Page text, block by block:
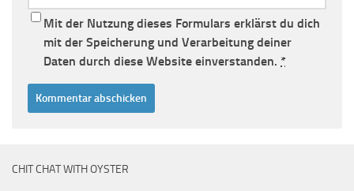
Mit der Nutzung dieses Formulars erklärst du dich
mit der Speicherung und Verarbeitung deiner
Daten durch diese Website einverstanden. *
CHIT CHAT WITH OYSTER